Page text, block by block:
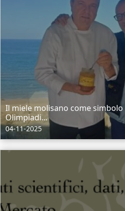
Il miele molisano come
Olimpiadi...
04-11-2025